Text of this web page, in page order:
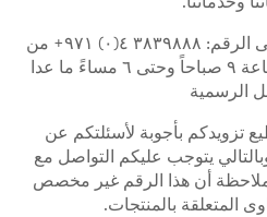
ما عليك سوى الاتصال بنا على الرقم: ٣٨٣٩٨٨٨ ٤(٠) ٩٧١+ من
السبت إلى الجمعة، من الساعة ٩ صباحاً وحتى ٦ مساءً ما عدا
الرسمية
تزويدكم بأجوبة لأسئلتكم عن
يتوجب عليكم التواصل مع
أن هذا الرقم غير مخصص
المتعلقة بالمنتجات.